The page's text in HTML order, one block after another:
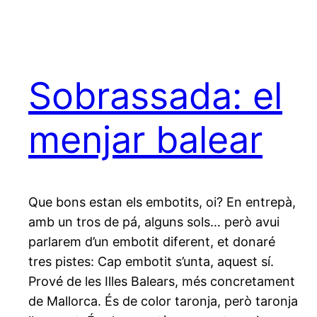
Sobrassada: el
menjar balear
Que bons estan els embotits, oi? En entrepà,
amb un tros de pá, alguns sols… però avui
parlarem d’un embotit diferent, et donaré
tres pistes: Cap embotit s’unta, aquest sí.
Prové de les Illes Balears, més concretament
de Mallorca. És de color taronja, però taronja